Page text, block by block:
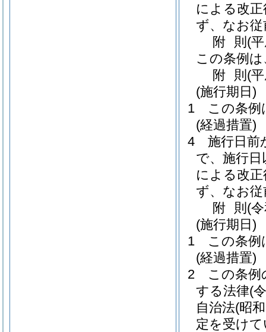
による改
ず、なお
附 則 (
この条例
附 則 (
(施行期日)
1
この条例
(経過措置)
4
施行日前
で、施行
による改
ず、なお
附 則 (
(施行期日)
1
この条例
(経過措置)
2
この条例
する法律(
自治法(昭
定を受け